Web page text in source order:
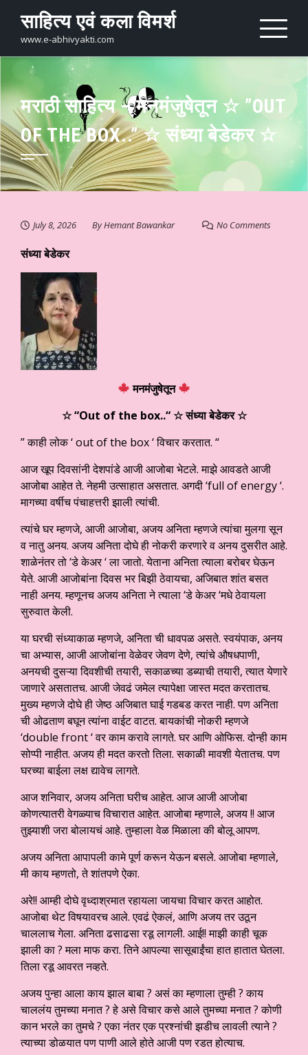
content
साहित्य एवं कला विमर्श
www.e-abhivyakti.com
मराठी साहित्य – मनमंजुषेतून ☆ ”OUT
OF THE BOX..” ☆ संध्या बेडेकर ☆
July 8, 2026 ByHemant Bawankar No Comments
संध्या बेडेकर
मनमंजुषेतून
☆ “Out of the box..“☆ संध्या बेडेकर ☆
” काही लोक ‘ out of the box ‘ विचार करतात. “
आज खूप दिवसांनी देशपांडे आजी आजोबा भेटले. माझे आवडते आजी
आजोबा आहेत ते. नेहमी उत्साहात असतात. अगदी ‘full of energy ‘.
मागच्या वर्षीच पंचाहत्तरी झाली त्यांची.
त्यांचे घर म्हणजे, आजी आजोबा, अजय अनिता म्हणजे त्यांचा मुलगा सून
व नातु अनय. अजय अनिता दोघे ही नोकरी करणारे व अनय दुसरीत आहे.
शाळेनंतर तो ‘डे केअर ‘ ला जातो. येताना अनिता त्याला बरोबर घेऊन
येते. आजी आजोबांना दिवस भर बिझी ठेवायचा, अजिबात शांत बसत
नाही अनय. म्हणूनच अजय अनिता ने त्याला ‘डे केअर ‘मधे ठेवायला
सुरुवात केली.
या घरची संध्याकाळ म्हणजे, अनिता ची धावपळ असते. स्वयंपाक, अनय
चा अभ्यास, आजी आजोबांना वेळेवर जेवण देणे, त्यांचे औषधपाणी,
अनयची दुसऱ्या दिवशीची तयारी, सकाळच्या डब्याची तयारी, त्यात येणारे
जाणारे असतातच. आजी जेवढं जमेल त्यापेक्षा जास्त मदत करतातच.
मुख्य म्हणजे दोघे ही जेष्ठ अजिबात घाई गडबड करत नाही. पण अनिता
ची ओढताण बघून त्यांना वाईट वाटत. बायकांची नोकरी म्हणजे
‘double front ‘ वर काम करावे लागते. घर आणि ओफिस. दोन्ही काम
सोप्पी नाहीत. अजय ही मदत करतो तिला. सकाळी मावशी येतातच. पण
घरच्या बाईला लक्ष द्यावेच लागते.
आज शनिवार, अजय अनिता घरीच आहेत. आज आजी आजोबा
कोणत्यातरी वेगळ्याच विचारात आहेत. आजोबा म्हणाले, अजय !! आज
तुझ्याशी जरा बोलायचं आहे. तुम्हाला वेळ मिळाला की बोलू आपण.
अजय अनिता आपापली कामे पूर्ण करून येऊन बसले. आजोबा म्हणाले,
मी काय म्हणतो, ते शांतपणे ऐका.
अरे!! आम्ही दोघे वृध्दाश्रमात रहायला जायचा विचार करत आहोत.
आजोबा थेट विषयावरच आले. एवढं ऐकलं, आणि अजय तर उठून
चाललाच गेला. अनिता ढसाढसा रडू लागली. आई!! माझी काही चूक
झाली का ? मला माफ करा. तिने आपल्या सासूबाईंचा हात हातात घेतला.
तिला रडू आवरत नव्हते.
अजय पुन्हा आला काय झाल बाबा ? असं का म्हणाला तुम्ही ? काय
चाललंय तुमच्या मनात ? हे असे विचार कसे आले तुमच्या मनात ? कोणी
कान भरले का तुमचे ? एका नंतर एक प्रश्नांची झडीच लावली त्याने ?
त्याच्या डोळयात पण पाणी आले होते आजी पण रडत होत्याच.